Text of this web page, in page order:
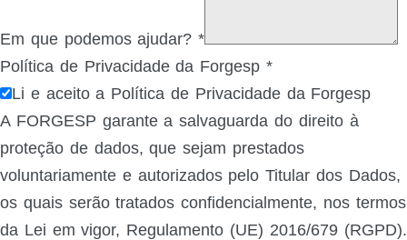
Em que podemos ajudar?*
Política de Privacidade da Forgesp *
Li e aceito a Política de Privacidade da Forgesp
A FORGESP garante a salvaguarda do direito à
proteção de dados, que sejam prestados
voluntariamente e autorizados pelo Titular dos Dados,
os quais serão tratados confidencialmente, nos termos
da Lei em vigor, Regulamento (UE) 2016/679 (RGPD).